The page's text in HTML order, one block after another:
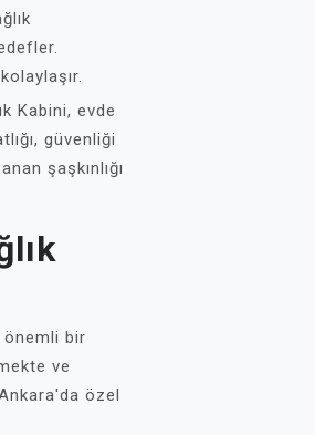
Kabini, evde
güvenliği
şaşkınlığı
önemli bir
ve
özel